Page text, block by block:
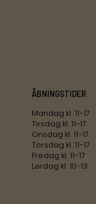
ÅBNINGSTIDER
Mandag kl. 11-17
Tirsdag kl. 11-17
Onsdag kl. 11-17
Torsdag kl. 11-17
Fredag kl. 11-17
Lørdag kl. 10-13